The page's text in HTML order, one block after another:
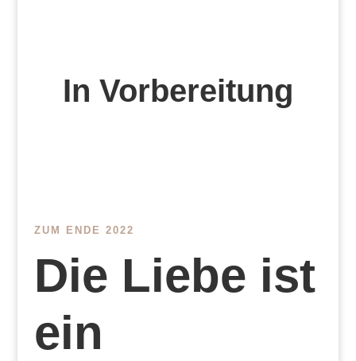
In Vorbereitung
ZUM ENDE 2022
Die Liebe ist
ein